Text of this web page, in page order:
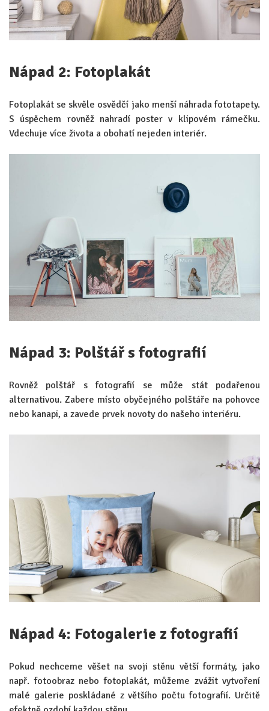
Nápad 2: Fotoplakát
Fotoplakát se skvěle osvědčí jako menší náhrada fototapety.
S úspěchem rovněž nahradí poster v klipovém rámečku.
Vdechuje více života a obohatí nejeden interiér.
Nápad 3: Polštář s fotografií
Rovněž polštář s fotografií se může stát podařenou
alternativou. Zabere místo obyčejného polštáře na pohovce
nebo kanapi, a zavede prvek novoty do našeho interiéru.
Nápad 4: Fotogalerie z fotografií
Pokud nechceme věšet na svoji stěnu větší formáty, jako
např. fotoobraz nebo fotoplakát, můžeme zvážit vytvoření
malé galerie poskládané z většího počtu fotografií. Určitě